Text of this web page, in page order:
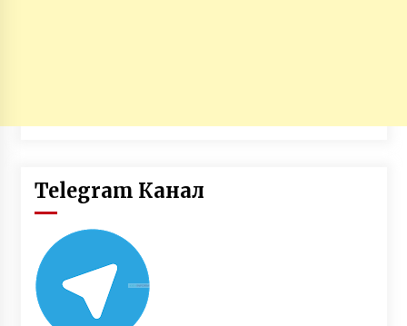
Telegram Канал